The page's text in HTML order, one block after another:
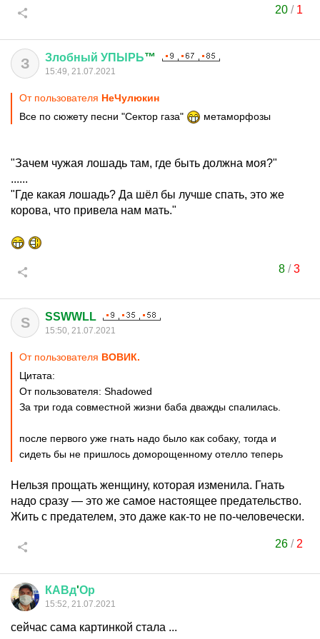
20 / 1
З Злобный УПЫРЬ™
15:49, 21.07.2021
От пользователя НеЧулюкин
Все по сюжету песни "Сектор газа"
метаморфозы
"Зачем чужая лошадь там, где быть должна моя?"
......
"Где какая лошадь? Да шёл бы лучше спать, это же
корова, что привела нам мать."
8/3
S SSWWLL
15:50, 21.07.2021
От пользователя ВОВИК.
Цитата:
От пользователя: Shadowed
За три года совместной жизни баба дважды спалилась.
после первого уже гнать надо было как собаку, тогда и
сидеть бы не пришлось доморощенному отелло теперь
Нельзя прощать женщину, которая изменила. Гнать
надо сразу — это же самое настоящее предательство.
Жить с предателем, это даже как-то не по-человечески.
26 / 2
КАВд'Ор
15:52, 21.07.2021
сейчас сама картинкой стала ...